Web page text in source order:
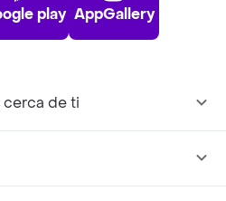
play AppGallery
de ti